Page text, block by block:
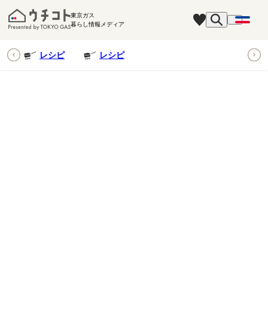
東京ガス
暮らし情報メディア
レシピ レシピ